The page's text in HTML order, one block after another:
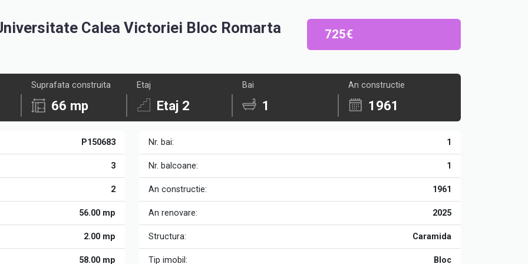
Calea Victoriei Bloc Romarta 725€
Suprafata construita
66 mp
Etaj
Etaj 2
Bai
1
An constructie
1961
P150683
3
2
56.00 mp
2.00 mp
58.00 mp
Nr. bai: 1
Nr. balcoane: 1
An constructie: 1961
An renovare: 2025
Structura: Caramida
Tip imobil: Bloc